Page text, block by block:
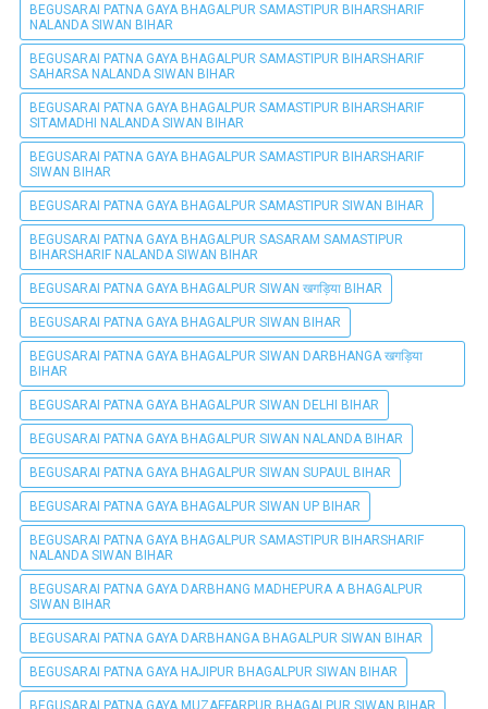
BEGUSARAI PATNA GAYA BHAGALPUR SAMASTIPUR BIHARSHARIF
NALANDA SIWAN BIHAR
BEGUSARAI PATNA GAYA BHAGALPUR SAMASTIPUR BIHARSHARIF
SAHARSA NALANDA SIWAN BIHAR
BEGUSARAI PATNA GAYA BHAGALPUR SAMASTIPUR BIHARSHARIF
SITAMADHI NALANDA SIWAN BIHAR
BEGUSARAI PATNA GAYA BHAGALPUR SAMASTIPUR BIHARSHARIF
SIWAN BIHAR
BEGUSARAI PATNA GAYA BHAGALPUR SAMASTIPUR SIWAN BIHAR
BEGUSARAI PATNA GAYA BHAGALPUR SASARAM SAMASTIPUR
BIHARSHARIF NALANDA SIWAN BIHAR
BEGUSARAI PATNA GAYA BHAGALPUR SIWAN खगड़िया BIHAR
BEGUSARAI PATNA GAYA BHAGALPUR SIWAN BIHAR
BEGUSARAI PATNA GAYA BHAGALPUR SIWAN DARBHANGA खगड़िया
BIHAR
BEGUSARAI PATNA GAYA BHAGALPUR SIWAN DELHI BIHAR
BEGUSARAI PATNA GAYA BHAGALPUR SIWAN NALANDA BIHAR
BEGUSARAI PATNA GAYA BHAGALPUR SIWAN SUPAUL BIHAR
BEGUSARAI PATNA GAYA BHAGALPUR SIWAN UP BIHAR
BEGUSARAI PATNA GAYA BHAGALPUR SAMASTIPUR BIHARSHARIF
NALANDA SIWAN BIHAR
BEGUSARAI PATNA GAYA DARBHANG MADHEPURA A BHAGALPUR
SIWAN BIHAR
BEGUSARAI PATNA GAYA DARBHANGA BHAGALPUR SIWAN BIHAR
BEGUSARAI PATNA GAYA HAJIPUR BHAGALPUR SIWAN BIHAR
BEGUSARAI PATNA GAYA MUZAFFARPUR BHAGALPUR SIWAN BIHAR